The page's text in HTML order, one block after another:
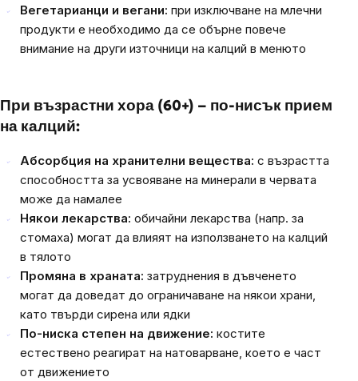
Вегетарианци и вегани: при изключване на млечни
продукти е необходимо да се обърне повече
внимание на други източници на калций в менюто
При възрастни хора (60+) – по-нисък прием
на калций:
Абсорбция на хранителни вещества: с възрастта
способността за усвояване на минерали в червата
може да намалее
Някои лекарства: обичайни лекарства (напр. за
стомаха) могат да влияят на използването на калций
в тялото
Промяна в храната: затруднения в дъвченето
могат да доведат до ограничаване на някои храни,
като твърди сирена или ядки
По-ниска степен на движение: костите
естествено реагират на натоварване, което е част
от движението